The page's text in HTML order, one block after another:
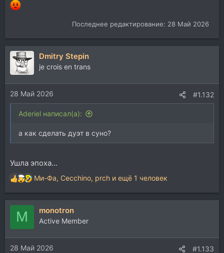
Последнее редактирование: 28 Май 2026
Dmitry Stepin
je crois en trans
28 Май 2026 #1.132
Aderiel написал(а):
а как сделать дуэт в суно?
Ушла эпоха...
Р
е
а
и
и
:
Ми-Фа, Cecchino, prch и ещё 1 человек
M monotron
Active Member
28 Май 2026 #1.133